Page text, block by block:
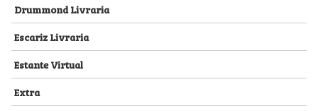
Drummond Livraria
Escariz Livraria
Estante Virtual
Extra